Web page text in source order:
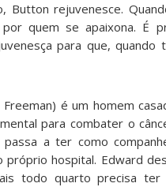
rejuvenesce.
quem se apaixona. É
para que, quando
é um homem
para combater o
a ter como
próprio hospital. Edward
todo quarto precisa